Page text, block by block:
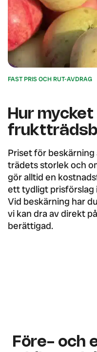
FAST PRIS OCH RUT-AVDRAG
Hur
Priset för
trädets storlek och
gör alltid en
ett tydligt prisförslag
Vid beskärning har
vi kan dra av direkt
berättigad.
Före- och